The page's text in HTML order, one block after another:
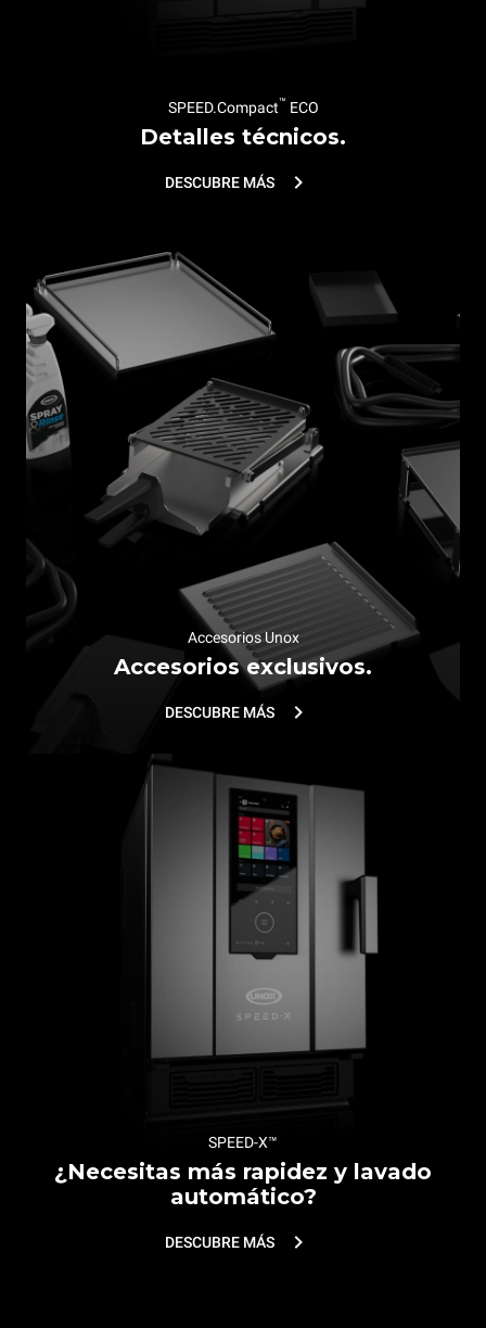
SPEED.Compact™ ECO
Detalles técnicos.
DESCUBRE MÁS
Accesorios Unox
Accesorios exclusivos.
DESCUBRE MÁS
SPEED-X™
¿Necesitas más rapidez y lavado
automático?
DESCUBRE MÁS